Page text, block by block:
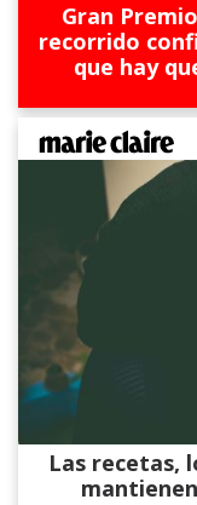
Gran
recorrido
que hay
Las recetas,